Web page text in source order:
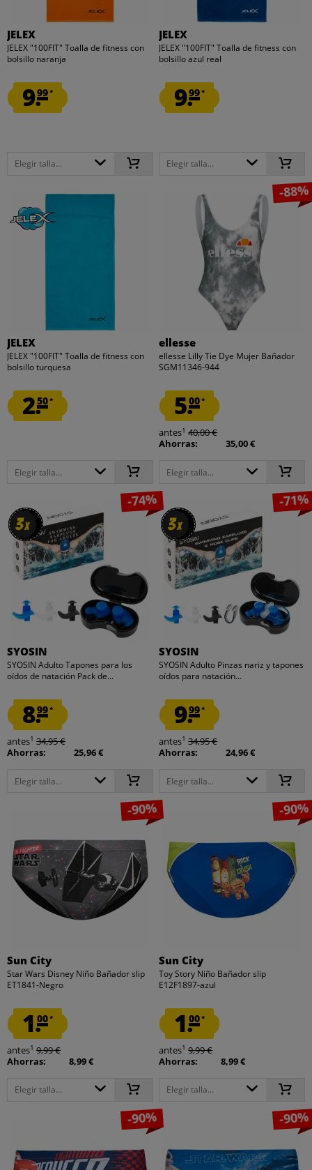
JELEX
JELEX "100FIT" Toalla de fitness con
bolsillo naranja
9.99*
Elegir talla...
JELEX
JELEX "100FIT" Toalla de fitness con
bolsillo azul real
9.99*
Elegir talla...
JELEX
JELEX "100FIT" Toalla de fitness con
bolsillo turquesa
2.50*
Elegir talla...
-88%
ellesse
ellesse Lilly Tie Dye Mujer Bañador
SGM11346-944
5.00*
antes1 40,00 €
Ahorras:
35,00 €
Elegir talla...
3x
3x
-74%
SYOSIN
SYOSIN Adulto Tapones para los
oídos de natación Pack de...
8.99*
antes1 34,95 €
Ahorras:
25,96 €
Elegir talla...
3x
3x
-71%
SYOSIN
SYOSIN Adulto Pinzas nariz y tapones
oídos para natación...
9.99*
antes1 34,95 €
Ahorras:
24,96 €
Elegir talla...
-90%
Sun City
Star Wars Disney Niño Bañador slip
ET1841-Negro
1.00*
antes1 9,99 €
Ahorras:
8,99 €
Elegir talla...
-90%
Sun City
Toy Story Niño Bañador slip
E12F1897-azul
1.00*
antes1 9,99 €
Ahorras:
8,99 €
Elegir talla...
-90% -90%